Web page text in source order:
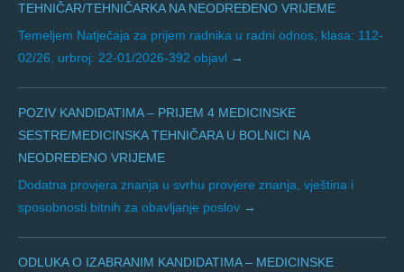
TEHNIČAR/TEHNIČARKA NA NEODREĐENO VRIJEME
Temeljem Natječaja za prijem radnika u radni odnos, klasa: 112-
02/26, urbroj: 22-01/2026-392 objavl
POZIV KANDIDATIMA – PRIJEM 4 MEDICINSKE
SESTRE/MEDICINSKA TEHNIČARA U BOLNICI NA
NEODREĐENO VRIJEME
Dodatna provjera znanja u svrhu provjere znanja, vještina i
sposobnosti bitnih za obavljanje poslov
ODLUKA O IZABRANIM KANDIDATIMA – MEDICINSKE